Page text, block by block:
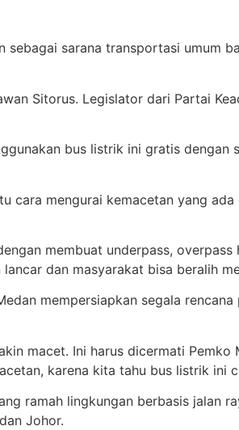
sarana transportasi umum
Sitorus. Legislator dari Partai
bus listrik ini gratis
cara mengurai kemacetan yang ada
membuat underpass,
dan masyarakat bisa beralih
mempersiapkan segala
macet. Ini harus dicermati
karena kita tahu bus listrik ini
ramah lingkungan berbasis jalan
Johor.